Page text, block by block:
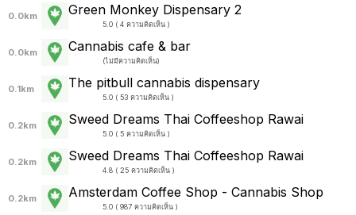
0.0km Green Monkey Dispensary 2
5.0 ( 4 ความคิดเห็น )
0.0km Cannabis cafe & bar
(ไม่มีความคิดเห็น)
0.1km The pitbull cannabis dispensary
5.0 ( 53 ความคิดเห็น )
0.2km Sweed Dreams Thai Coffeeshop Rawai
5.0 ( 5 ความคิดเห็น )
0.2km Sweed Dreams Thai Coffeeshop Rawai
4.8 ( 25 ความคิดเห็น )
0.2km Amsterdam Coffee Shop - Cannabis Shop
5.0 ( 987 ความคิดเห็น )